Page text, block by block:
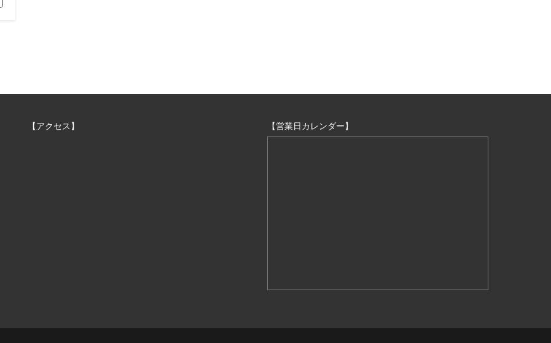
【アクセス】 【営業日カレンダー】